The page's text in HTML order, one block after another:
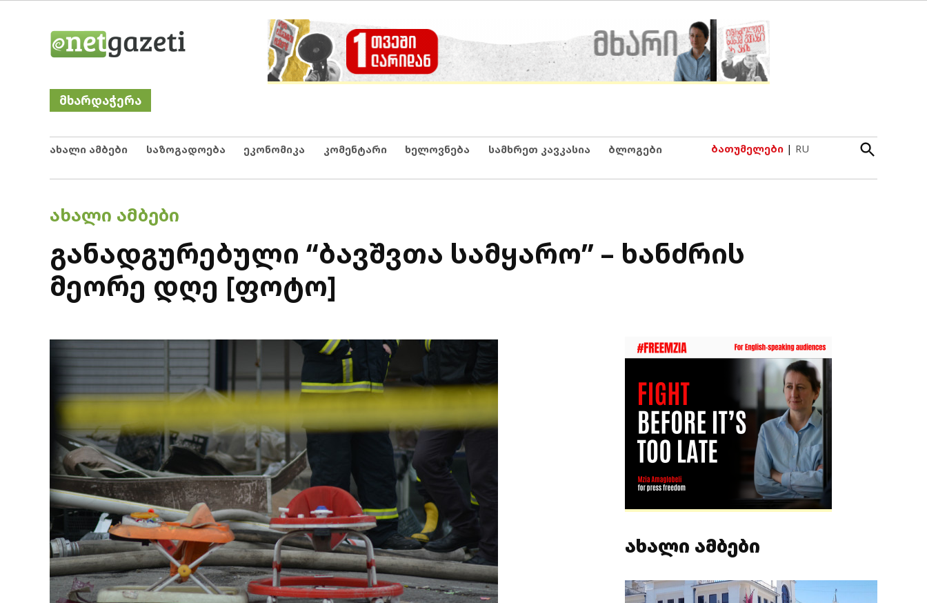
Netgazeti
მხარდაჭერა
ახალი ამბები საზოგადოება ეკონომიკა კომენტარი ხელოვნება სამხრეთ კავკასია ბლოგები ბათუმელები | RU
Open
Search
POSTED
ᲐᲮᲐᲚᲘ ᲐᲛᲑᲔᲑᲘ
განადგურებული “ბავშვთა სამყარო” – ხანძრის
მეორე დღე [ფოტო]
ახალი ამბები